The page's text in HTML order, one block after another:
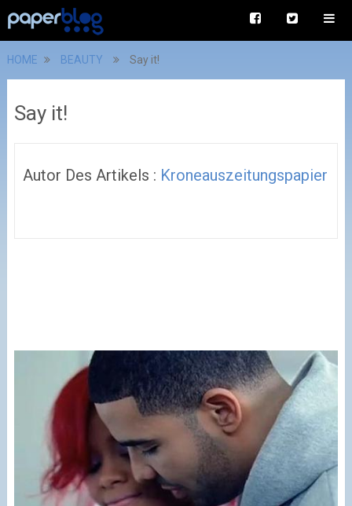
HOME BEAUTY Say it!
Say it!
Autor Des Artikels : Kroneauszeitungspapier